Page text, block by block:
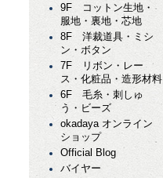
9F コットン生地・
服地・裏地・芯地
8F 洋裁道具・ミシ
ン・ボタン
7F リボン・レー
ス・化粧品・造形材料
6F 毛糸・刺しゅ
う・ビーズ
okadaya オンライン
ショップ
Official Blog
バイヤー